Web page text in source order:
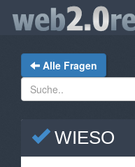
Alle Fragen
WIESO